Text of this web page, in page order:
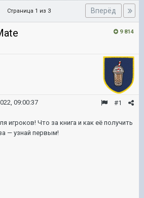
Вперёд
Страница 1 из 3
9 814
#1
09:00:37
игроков! Что за книга и как её получить
— узнай первым!